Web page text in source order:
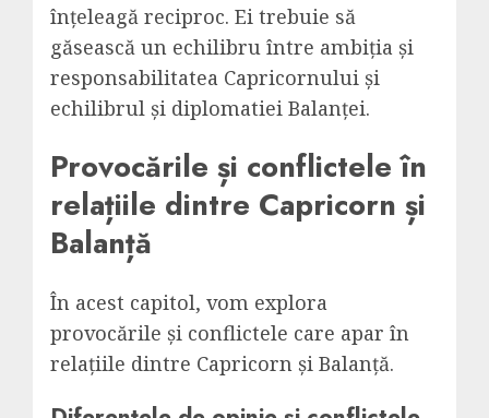
înțeleagă reciproc. Ei trebuie să
găsească un echilibru între ambiția și
responsabilitatea Capricornului și
echilibrul și diplomatiei Balanței.
Provocările și conflictele în
relațiile dintre Capricorn și
Balanță
În acest capitol, vom explora
provocările și conflictele care apar în
relațiile dintre Capricorn și Balanță.